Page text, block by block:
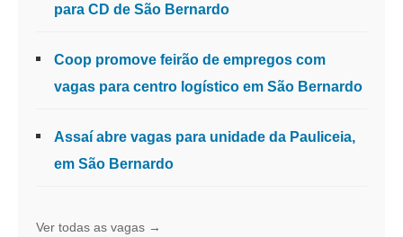
para CD de São Bernardo
Coop promove feirão de empregos com
vagas para centro logístico em São Bernardo
Assaí abre vagas para unidade da Pauliceia,
em São Bernardo
Ver todas as vagas →